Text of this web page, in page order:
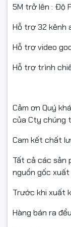
5M trở lên : Độ
Hỗ trợ 32 kênh
Hỗ trợ video
Hỗ trợ trình
Cảm ơn Quý
của Cty chúng
Cam kết chất
Tất cả các sản
nguồn gốc
Trước khi xuất
Hàng bán ra